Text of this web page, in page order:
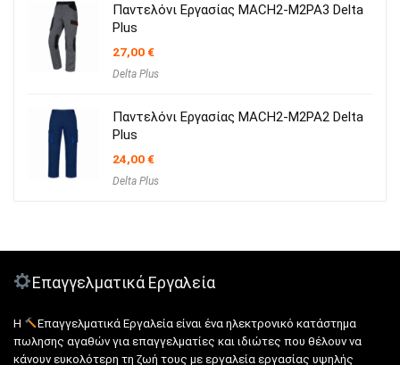
Παντελόνι Εργασίας MACH2-M2PA3 Delta
Plus
27,00€
Delta Plus
Παντελόνι Εργασίας MACH2-M2PA2 Delta
Plus
24,00€
Delta Plus
Επαγγελματικά Εργαλεία
Η
Επαγγελματικά Εργαλεία είναι ένα ηλεκτρονικό κατάστημα
πωλησης αγαθών για επαγγελματίες και ιδιώτες που θέλουν να
κάνουν ευκολότερη τη ζωή τους με εργαλεία εργασίας υψηλής